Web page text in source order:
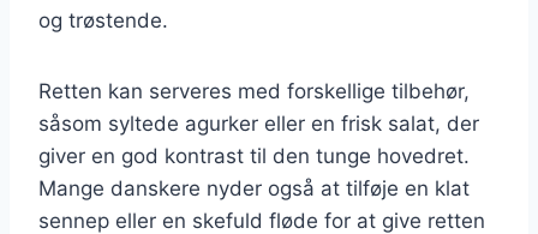
og trøstende.
Retten kan serveres med forskellige tilbehør,
såsom syltede agurker eller en frisk salat, der
giver en god kontrast til den tunge hovedret.
Mange danskere nyder også at tilføje en klat
sennep eller en skefuld fløde for at give retten